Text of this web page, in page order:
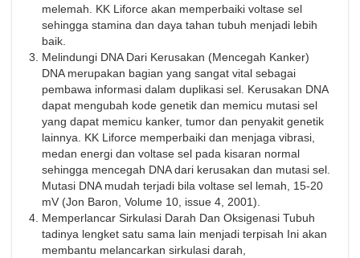
melemah. KK Liforce akan memperbaiki voltase sel
sehingga stamina dan daya tahan tubuh menjadi lebih
baik.
Melindungi DNA Dari Kerusakan (Mencegah Kanker)
DNA merupakan bagian yang sangat vital sebagai
pembawa informasi dalam duplikasi sel. Kerusakan DNA
dapat mengubah kode genetik dan memicu mutasi sel
yang dapat memicu kanker, tumor dan penyakit genetik
lainnya. KK Liforce memperbaiki dan menjaga vibrasi,
medan energi dan voltase sel pada kisaran normal
sehingga mencegah DNA dari kerusakan dan mutasi sel.
Mutasi DNA mudah terjadi bila voltase sel lemah, 15-20
mV (Jon Baron, Volume 10, issue 4, 2001).
Memperlancar Sirkulasi Darah Dan Oksigenasi Tubuh
tadinya lengket satu sama lain menjadi terpisah Ini akan
membantu melancarkan sirkulasi darah,